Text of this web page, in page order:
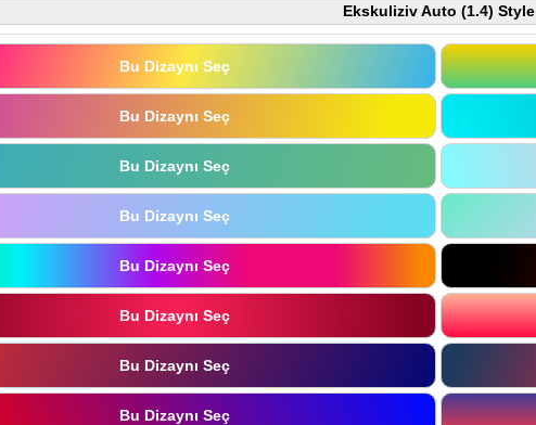
Ekskuliziv Auto (1.4) Style
Bu Dizaynı Seç
Bu Dizaynı Seç
Bu Dizaynı Seç
Bu Dizaynı Seç
Bu Dizaynı Seç
Bu Dizaynı Seç
Bu Dizaynı Seç
Bu Dizaynı Seç